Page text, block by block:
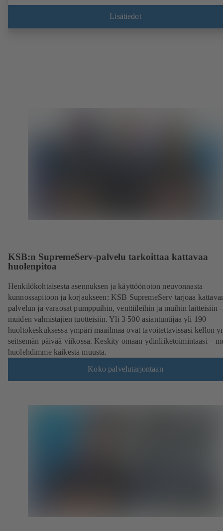
standardin mukaan.
Lisätiedot
KSB:n SupremeServ-palvelu tarkoittaa kattavaa
huolenpitoa
Henkilökohtaisesta asennuksen ja käyttöönoton neuvonnasta
kunnossapitoon ja korjaukseen: KSB SupremeServ tarjoaa
palvelun ja varaosat pumppuihin, venttiileihin ja muihin laitteisiin
muiden valmistajien tuotteisiin. Yli 3 500 asiantuntijaa yli 190
huoltokeskuksessa ympäri maailmaa ovat tavoitettavissasi kellon
seitsemän päivää viikossa. Keskity omaan ydinliiketoimintaasi –
huolehdimme kaikesta muusta.
Koko palvelutarjontaan